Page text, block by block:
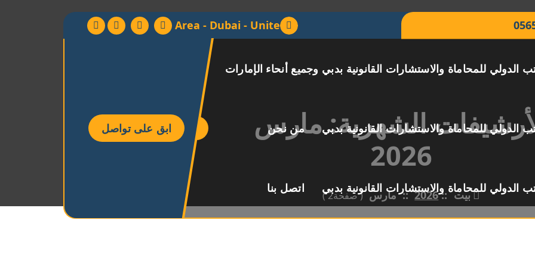
Area - Dubai - Unite
الدولي للمحاماة والاستشارات القانونية بدبي وجميع أنحاء الإمارات
الدولي للمحاماة والاستشارات القانونية بدبي من نحن
الدولي للمحاماة والاستشارات القانونية بدبي اتصل بنا
ابق على تواصل
الشهرية: مارس
2026
بيت ::
2026
:: مارس ( صفحة2 )